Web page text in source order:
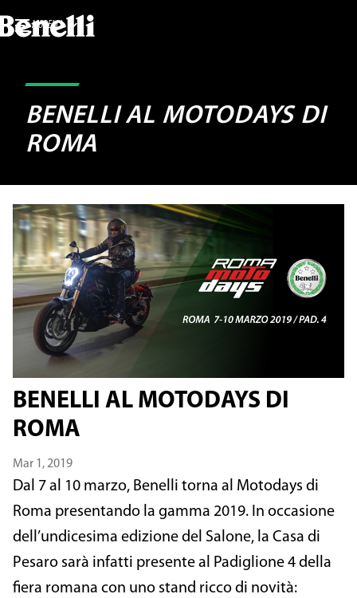
MODELLI
BENELLI AL MOTODAYS DI
ROMA
BENELLI AL MOTODAYS DI
ROMA
Mar 1, 2019
Dal 7 al 10 marzo, Benelli torna al Motodays di
Roma presentando la gamma 2019. In occasione
dell’undicesima edizione del Salone, la Casa di
Pesaro sarà infatti presente al Padiglione 4 della
fiera romana con uno stand ricco di novità: